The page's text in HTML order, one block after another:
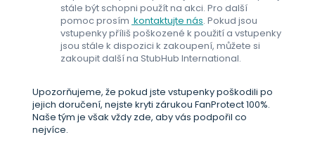
stále být schopni použít na akci. Pro další
pomoc prosím kontaktujte nás. Pokud jsou
vstupenky příliš poškozené k použití a vstupenky
jsou stále k dispozici k zakoupení, můžete si
zakoupit další na StubHub International.
Upozorňujeme, že pokud jste vstupenky poškodili po
jejich doručení, nejste kryti zárukou FanProtect 100%.
Naše tým je však vždy zde, aby vás podpořil co
nejvíce.